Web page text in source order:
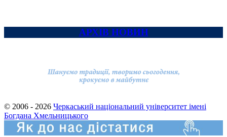
АРХІВ НОВИН
© 2006 - 2026 Черкаський національний університет імені
Богдана Хмельницького